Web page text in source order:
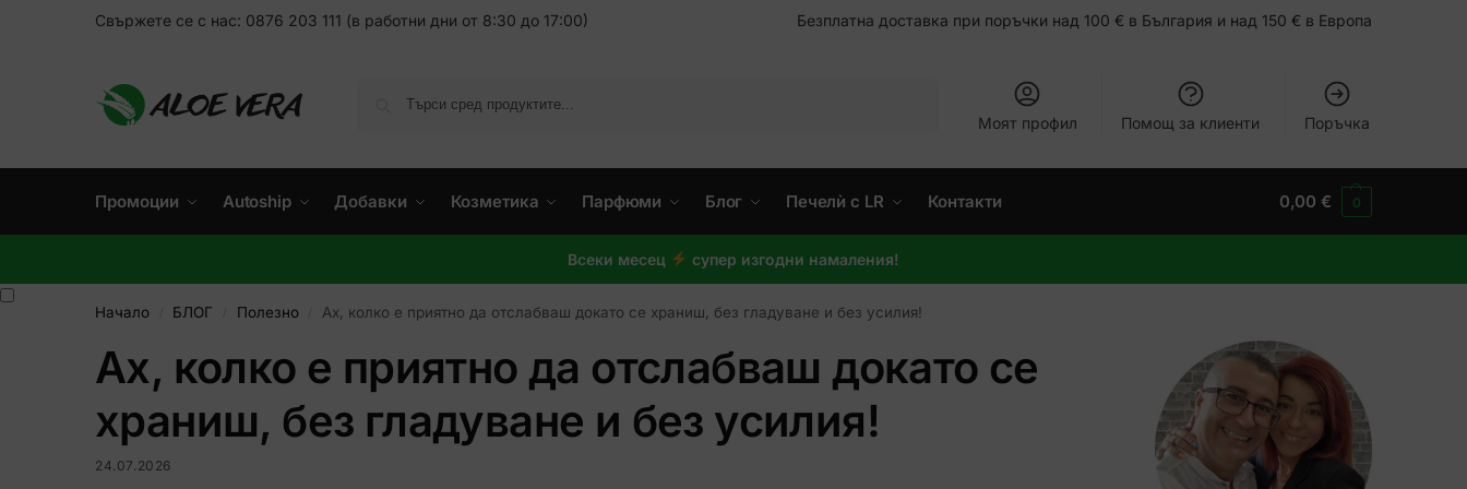
Свържете се с нас: 0876 203 111 (в работни дни от 8:30 до 17:00) Безплатна доставка при поръчки над 100 € в България и над 150 € в Европа
Моят профил Помощ за клиенти Поръчка
Промоции Autoship Добавки Козметика Парфюми Блог Печелѝ с LR Контакти 0,00€ 0
Всеки месец супер изгодни намаления!
Начало БЛОГ Полезно Ах, колко е приятно да отслабваш докато се храниш, без гладуване и без усилия!
Ах, колко е приятно да отслабваш докато се
храниш, без гладуване и без усилия!
24.07.2026